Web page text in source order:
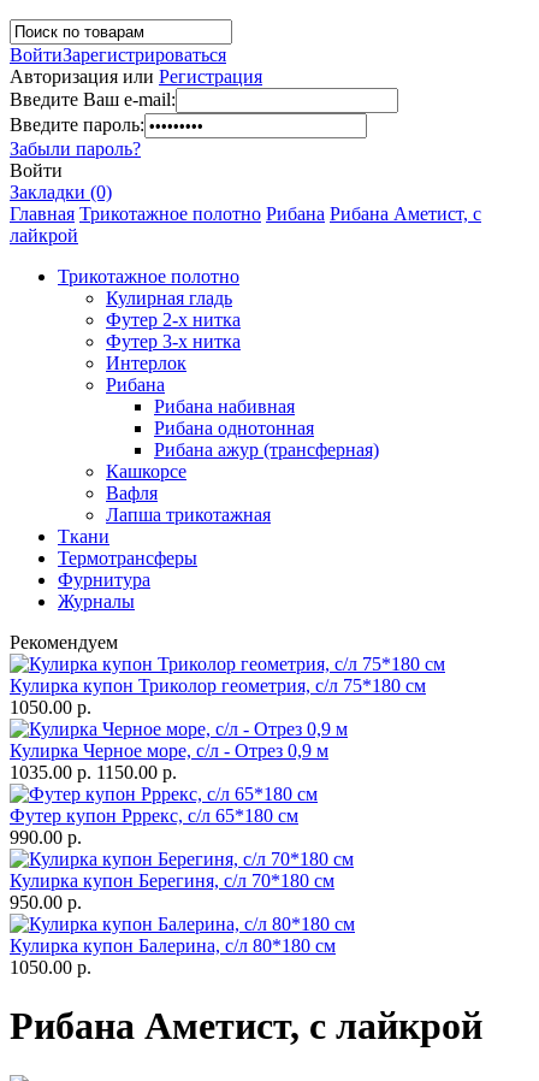
ВойтиЗарегистрироваться
Авторизация или Регистрация
Введите Ваш e-mail:
Введите пароль:
Забыли пароль?
Войти
Закладки (0)
Главная Трикотажное полотно Рибана Рибана Аметист, с
лайкрой
Трикотажное полотно
Кулирная гладь
Футер 2-х нитка
Футер 3-х нитка
Интерлок
Рибана
Рибана набивная
Рибана однотонная
Рибана ажур (трансферная)
Кашкорсе
Вафля
Лапша трикотажная
Ткани
Термотрансферы
Фурнитура
Журналы
Рекомендуем
Кулирка купон Триколор геометрия, с/л 75*180 см
1050.00 р.
Кулирка Черное море, с/л - Отрез 0,9 м
1035.00 р. 1150.00 р.
Футер купон Рррекс, с/л 65*180 см
990.00 р.
Кулирка купон Берегиня, с/л 70*180 см
950.00 р.
Кулирка купон Балерина, с/л 80*180 см
1050.00 р.
Рибана Аметист, с лайкрой